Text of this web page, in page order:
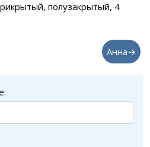
полузакрытый, 4
Анна→